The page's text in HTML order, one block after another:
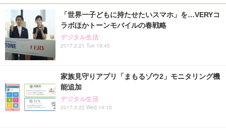
「世界一子どもに持たせたいスマホ」を…VERYコ
ラボほかトーンモバイルの春戦略
デジタル生活
2017.2.21 Tue 19:45
家族見守りアプリ「まもるゾウ2」モニタリング機
能追加
デジタル生活
2017.3.22 Wed 14:15